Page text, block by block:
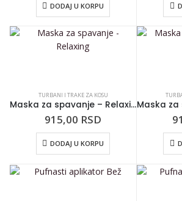
DODAJ U KORPU
TURBANI I TRAKE ZA KOSU
Maska za spavanje – Relaxing
915,00 RSD
DODAJ U KORPU